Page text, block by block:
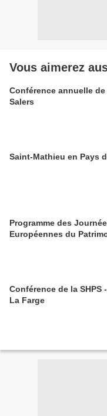
Vous aimerez
Conférence annuelle
Salers
Saint-Mathieu en Pays
Programme des
Européennes du
Conférence de la SHPS
La Farge